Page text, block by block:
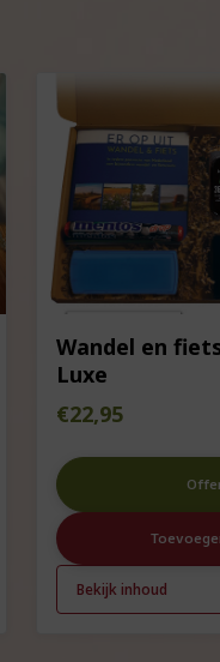
Wandel en
Luxe
€22,95
Bekijk inhoud